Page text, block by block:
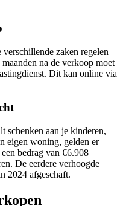
zaken regelen
na de verkoop moet
Dit kan online via
schenken aan je kinderen,
eigen woning, gelden er
bedrag van €6.908
De eerdere verhoogde
2024 afgeschaft.